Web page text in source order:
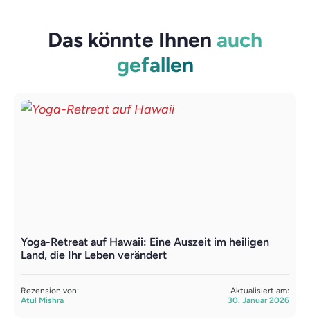
Das könnte Ihnen auch
gefallen
Yoga-Retreat auf Hawaii: Eine Auszeit im heiligen
Land, die Ihr Leben verändert
Rezension von:
Atul Mishra
Aktualisiert am:
30. Januar 2026